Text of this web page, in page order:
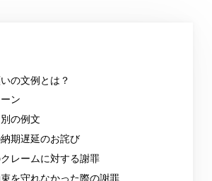
の文例とは？
ン
の例文
期遅延のお詫び
レームに対する謝罪
を守れなかった際の謝罪